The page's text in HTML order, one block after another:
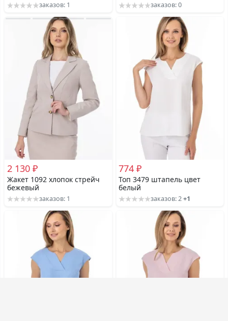
заказов: 1 заказов: 0
2 130 ₽
Жакет 1092 хлопок стрейч
бежевый
заказов: 1
774 ₽
Топ 3479 штапель цвет
белый
заказов: 2+1